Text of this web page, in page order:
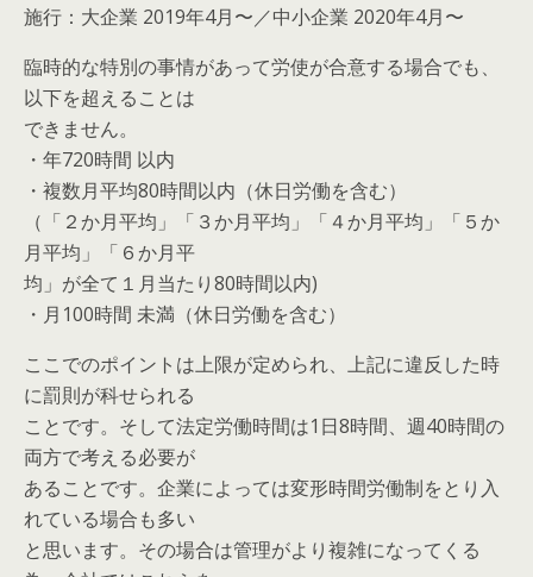
施行：大企業 2019年4月〜／中小企業 2020年4月〜
臨時的な特別の事情があって労使が合意する場合でも、
以下を超えることは
できません。
・年720時間 以内
・複数月平均80時間以内（休日労働を含む）
（「２か月平均」「３か月平均」「４か月平均」「５か
月平均」「６か月平
均」が全て１月当たり80時間以内)
・月100時間 未満（休日労働を含む）
ここでのポイントは上限が定められ、上記に違反した時
に罰則が科せられる
ことです。そして法定労働時間は1日8時間、週40時間の
両方で考える必要が
あることです。企業によっては変形時間労働制をとり入
れている場合も多い
と思います。その場合は管理がより複雑になってくる